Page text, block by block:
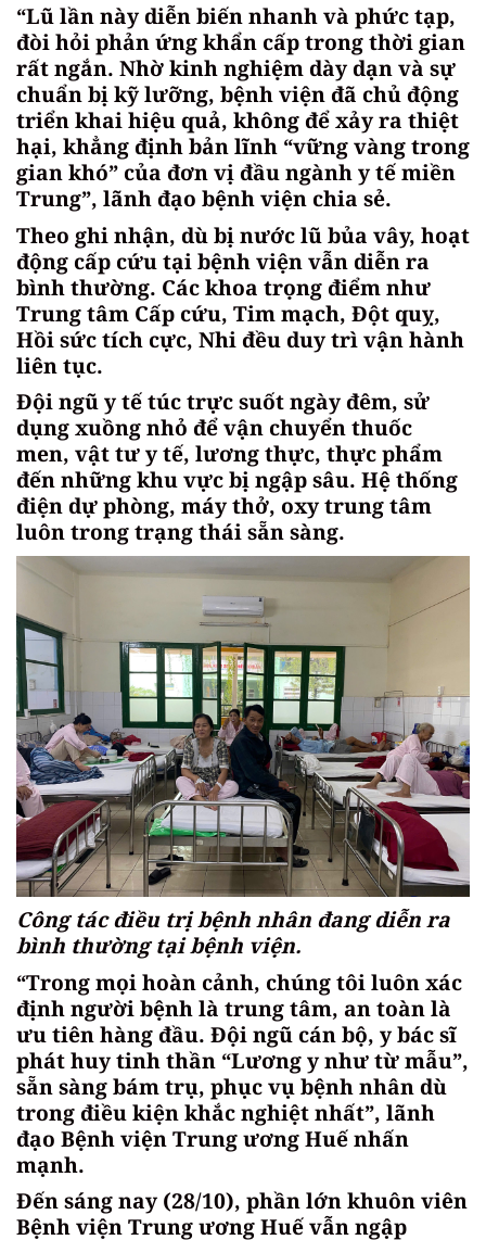
“Lũ lần này diễn biến nhanh và phức tạp,
đòi hỏi phản ứng khẩn cấp trong thời gian
rất ngắn. Nhờ kinh nghiệm dày dạn và sự
chuẩn bị kỹ lưỡng, bệnh viện đã chủ động
triển khai hiệu quả, không để xảy ra thiệt
hại, khẳng định bản lĩnh “vững vàng trong
gian khó” của đơn vị đầu ngành y tế miền
Trung”, lãnh đạo bệnh viện chia sẻ.
Theo ghi nhận, dù bị nước lũ bủa vây, hoạt
động cấp cứu tại bệnh viện vẫn diễn ra
bình thường. Các khoa trọng điểm như
Trung tâm Cấp cứu, Tim mạch, Đột quỵ,
Hồi sức tích cực, Nhi đều duy trì vận hành
liên tục.
Đội ngũ y tế túc trực suốt ngày đêm, sử
dụng xuồng nhỏ để vận chuyển thuốc
men, vật tư y tế, lương thực, thực phẩm
đến những khu vực bị ngập sâu. Hệ thống
điện dự phòng, máy thở, oxy trung tâm
luôn trong trạng thái sẵn sàng.
Công tác điều trị bệnh nhân đang diễn ra
bình thường tại bệnh viện.
“Trong mọi hoàn cảnh, chúng tôi luôn xác
định người bệnh là trung tâm, an toàn là
ưu tiên hàng đầu. Đội ngũ cán bộ, y bác sĩ
phát huy tinh thần “Lương y như từ mẫu”,
sẵn sàng bám trụ, phục vụ bệnh nhân dù
trong điều kiện khắc nghiệt nhất”, lãnh
đạo Bệnh viện Trung ương Huế nhấn
mạnh.
Đến sáng nay (28/10), phần lớn khuôn viên
Bệnh viện Trung ương Huế vẫn ngập